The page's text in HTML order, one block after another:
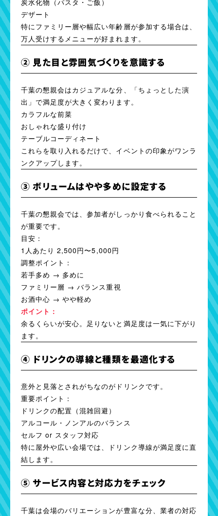
炭水化物（パスタ・ご飯）
デザート
特にファミリー層や幅広い年齢層が参加する場合は、
万人受けするメニューが好まれます。
② 見た目と雰囲気づくりを意識する
千葉の懇親会はカジュアルな分、「ちょっとした演
出」で満足度が大きく変わります。
カラフルな前菜
おしゃれな盛り付け
テーブルコーディネート
これらを取り入れるだけで、イベントの印象がワンラ
ンクアップします。
③ ボリュームはやや多めに設定する
千葉の懇親会では、参加者がしっかり食べられること
が重要です。
目安：
1人あたり 2,500円〜5,000円
調整ポイント：
若手多め → 多めに
ファミリー層 → バランス重視
お酒中心 → やや軽め
ポイント：
余るくらいが安心。足りないと満足度は一気に下がり
ます。
④ ドリンクの導線と種類を最適化する
意外と見落とされがちなのがドリンクです。
重要ポイント：
ドリンクの配置（混雑回避）
アルコール・ノンアルのバランス
セルフ or スタッフ対応
特に屋外や広い会場では、ドリンク導線が満足度に直
結します。
⑤ サービス内容と対応力をチェック
千葉は会場のバリエーションが豊富な分、業者の対応